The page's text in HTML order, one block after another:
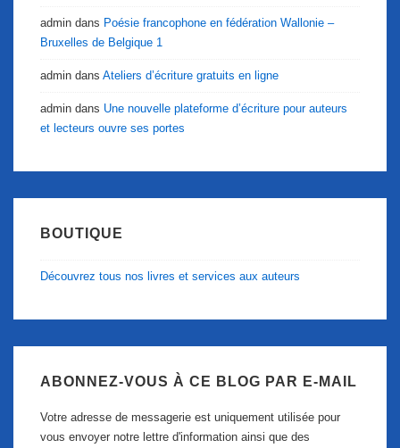
admin dans Poésie francophone en fédération Wallonie –
Bruxelles de Belgique 1
admin dans Ateliers d’écriture gratuits en ligne
admin dans Une nouvelle plateforme d’écriture pour auteurs
et lecteurs ouvre ses portes
BOUTIQUE
Découvrez tous nos livres et services aux auteurs
ABONNEZ-VOUS À CE BLOG PAR E-MAIL
Votre adresse de messagerie est uniquement utilisée pour
vous envoyer notre lettre d'information ainsi que des